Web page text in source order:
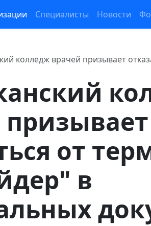
Специалисты Новости
колледж врачей призывает
призывает
от
в